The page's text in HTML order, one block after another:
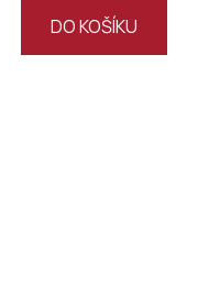
DO KOŠÍKU